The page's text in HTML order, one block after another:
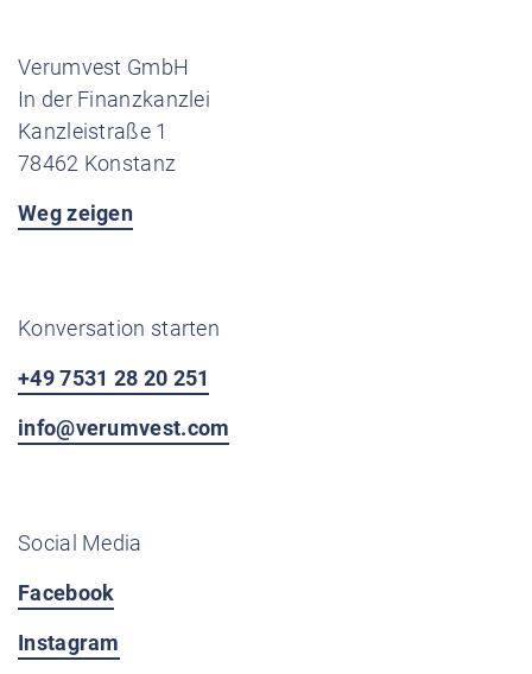
Verumvest GmbH
In der Finanzkanzlei
Kanzleistraße 1
78462 Konstanz
Weg zeigen
Konversation starten
+49 7531 28 20 251
info@verumvest.com
Social Media
Facebook
Instagram